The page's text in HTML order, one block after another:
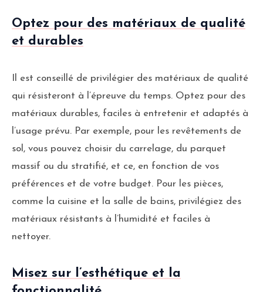
Optez pour des matériaux de qualité
et durables
Il est conseillé de privilégier des matériaux de qualité
qui résisteront à l’épreuve du temps. Optez pour des
matériaux durables, faciles à entretenir et adaptés à
l’usage prévu. Par exemple, pour les revêtements de
sol, vous pouvez choisir du carrelage, du parquet
massif ou du stratifié, et ce, en fonction de vos
préférences et de votre budget. Pour les pièces,
comme la cuisine et la salle de bains, privilégiez des
matériaux résistants à l’humidité et faciles à
nettoyer.
Misez sur l’esthétique et la